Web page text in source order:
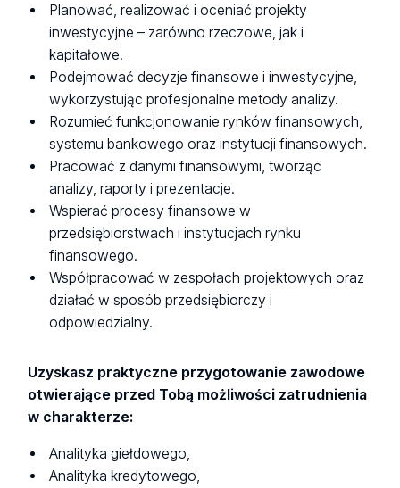
Planować, realizować i oceniać projekty
inwestycyjne – zarówno rzeczowe, jak i
kapitałowe.
Podejmować decyzje finansowe i inwestycyjne,
wykorzystując profesjonalne metody analizy.
Rozumieć funkcjonowanie rynków finansowych,
systemu bankowego oraz instytucji finansowych.
Pracować z danymi finansowymi, tworząc
analizy, raporty i prezentacje.
Wspierać procesy finansowe w
przedsiębiorstwach i instytucjach rynku
finansowego.
Współpracować w zespołach projektowych oraz
działać w sposób przedsiębiorczy i
odpowiedzialny.
Uzyskasz praktyczne przygotowanie zawodowe
otwierające przed Tobą możliwości zatrudnienia
w charakterze:
Analityka giełdowego,
Analityka kredytowego,